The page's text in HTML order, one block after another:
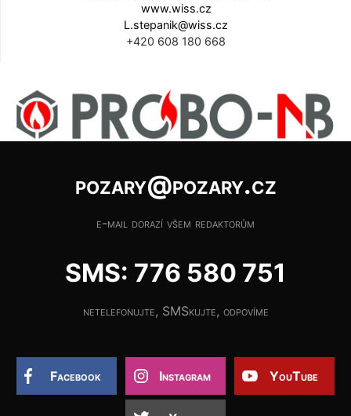
www.wiss.cz
L.stepanik@wiss.cz
+420 608 180 668
pozary@pozary.cz
e-mail dorazí všem redaktorům
SMS: 776 580 751
netelefonujte, SMSkujte, odpovíme
Facebook Instagram YouTube